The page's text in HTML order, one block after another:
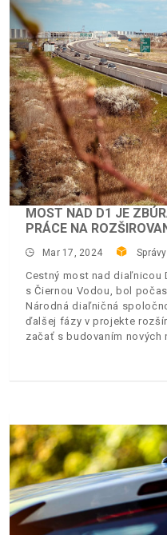
MOST NAD D1 JE
PRÁCE NA
Mar 17, 2024 Správy
Cestný most nad diaľnicou
s Čiernou Vodou, bol
Národná diaľničná
ďalšej fázy v projekte
začať s budovaním nových